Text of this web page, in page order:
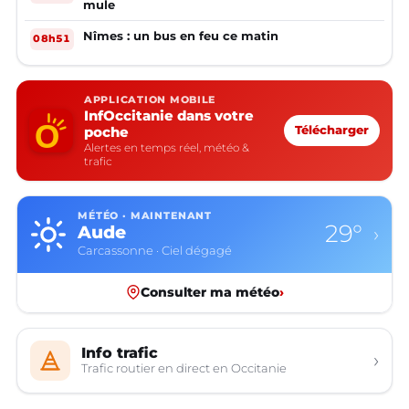
mule
08h51 Nîmes : un bus en feu ce matin
APPLICATION MOBILE
InfOccitanie dans votre
poche
Alertes en temps réel, météo &
trafic
Télécharger
MÉTÉO · MAINTENANT
Aude
Carcassonne · Ciel dégagé
29° ›
Consulter ma météo›
Info trafic
Trafic routier en direct en Occitanie ›